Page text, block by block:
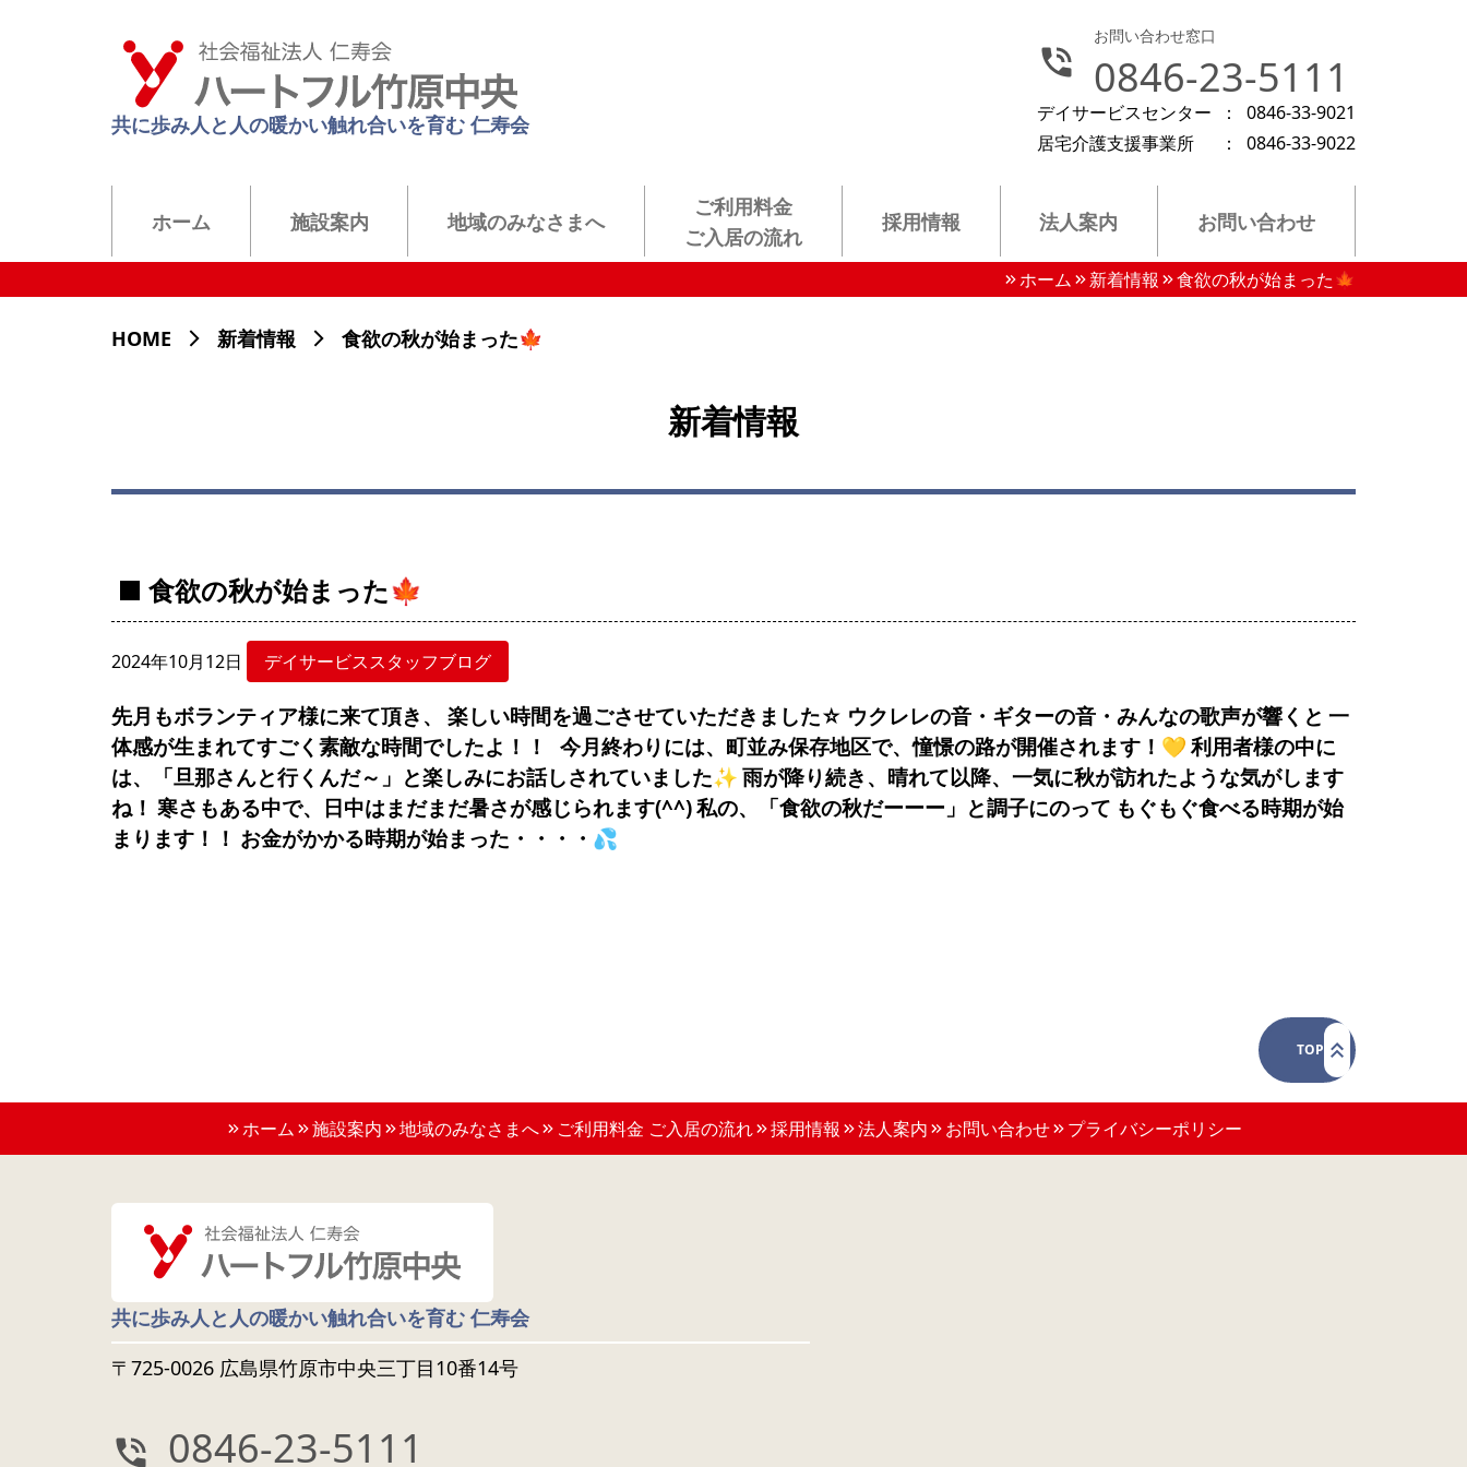
共に歩み人と人の暖かい触れ合いを育む 仁寿会
お問い合わせ窓口
0846-23-5111
デイサービスセンター ：
0846-33-9021
居宅介護支援事業所
： 0846-33-9022
ホーム 施設案内 地域のみなさまへ
ご利用料金
ご入居の流れ
採用情報 法人案内 お問い合わせ
ホーム 新着情報 食欲の秋が始まった🍁
HOME 新着情報 食欲の秋が始まった🍁
新着情報
食欲の秋が始まった🍁
2024年10月12日 デイサービススタッフブログ
先月もボランティア様に来て頂き、 楽しい時間を過ごさせていただきました☆ ウクレレの音・ギターの音・みんなの歌声が響くと 一
体感が生まれてすごく素敵な時間でしたよ！！
今月終わりには、町並み保存地区で、憧憬の路が開催されます！💛 利用者様の中に
は、「旦那さんと行くんだ～」と楽しみにお話しされていました✨ 雨が降り続き、晴れて以降、一気に秋が訪れたような気がします
ね！ 寒さもある中で、日中はまだまだ暑さが感じられます(^^)私の、「食欲の秋だーーー」と調子にのって もぐもぐ食べる時期が始
まります！！ お金がかかる時期が始まった・・・・💦
TOP
ホーム 施設案内 地域のみなさまへ ご利用料金 ご入居の流れ 採用情報 法人案内 お問い合わせ プライバシーポリシー
共に歩み人と人の暖かい触れ合いを育む 仁寿会
〒725-0026 広島県竹原市中央三丁目10番14号
0846-23-5111